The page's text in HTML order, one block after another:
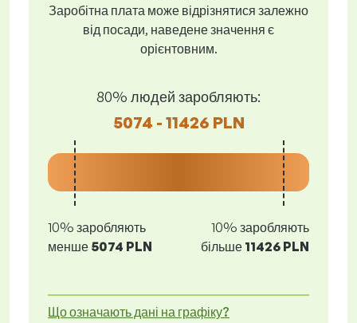
Заробітна плата може відрізнятися залежно
від посади, наведене значення є
орієнтовним.
80% людей заробляють:
5074 - 11426 PLN
10% заробляють
менше 5074 PLN
10% заробляють
більше 11426 PLN
Що означають дані на графіку?